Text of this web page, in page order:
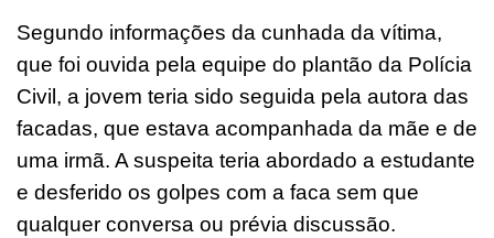
Segundo informações da cunhada da vítima,
que foi ouvida pela equipe do plantão da Polícia
Civil, a jovem teria sido seguida pela autora das
facadas, que estava acompanhada da mãe e de
uma irmã. A suspeita teria abordado a estudante
e desferido os golpes com a faca sem que
qualquer conversa ou prévia discussão.